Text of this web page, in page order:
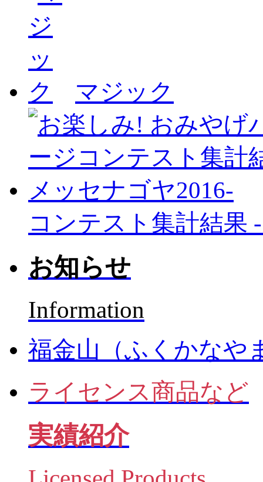
マジック
コンテスト集計結果
お知らせ
Information
福金山（ふくかなや
ライセンス商品など
実績紹介